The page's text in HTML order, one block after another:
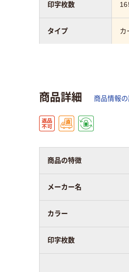
カ
印字枚数
タイプ
商品詳細 商品情報
商品の特徴
メーカー名
カラー
印字枚数